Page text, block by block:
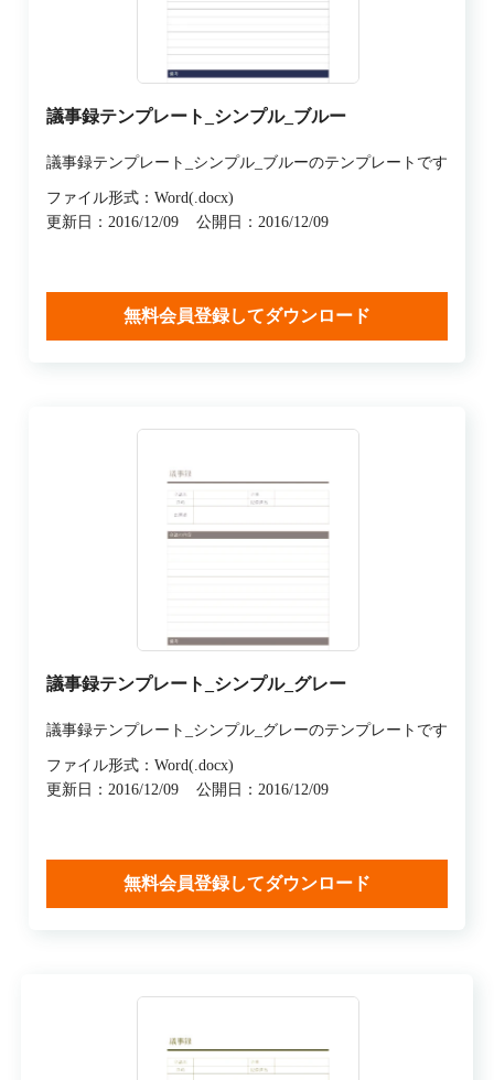
議事録テンプレート_シンプル_ブルー
議事録テンプレート_シンプル_ブルーのテンプレートです
ファイル形式：Word(.docx)
更新日：2016/12/09
公開日：2016/12/09
無料会員登録してダウンロード
議事録テンプレート_シンプル_グレー
議事録テンプレート_シンプル_グレーのテンプレートです
ファイル形式：Word(.docx)
更新日：2016/12/09
公開日：2016/12/09
無料会員登録してダウンロード